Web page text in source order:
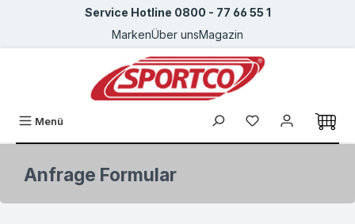
Zum Hauptinhalt springenService Hotline 0800 - 77 66 55 1
MarkenÜber unsMagazin
Menü Du hast 0
Anfrage Formular